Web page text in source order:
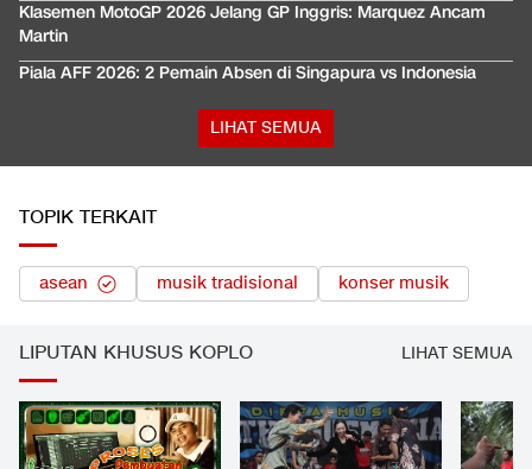
Klasemen MotoGP 2026 Jelang GP Inggris: Marquez Ancam
Martin
Piala AFF 2026: 2 Pemain Absen di Singapura vs Indonesia
LIHAT SEMUA
TOPIK TERKAIT
asean musik tradisional konser musik
LIPUTAN KHUSUS KOPLO LIHAT SEMUA